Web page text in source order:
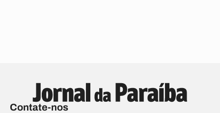
Contate-nos